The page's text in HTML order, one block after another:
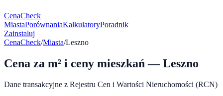
CenaCheck
MiastaPorównaniaKalkulatoryPoradnik
Zainstaluj
CenaCheck/Miasta/Leszno
Cena za m² i ceny mieszkań —Leszno
Dane transakcyjne z Rejestru Cen i Wartości Nieruchomości (RCN)